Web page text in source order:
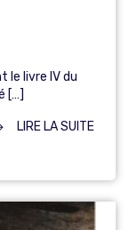
le livre IV du
[…]
LIRE LA SUITE